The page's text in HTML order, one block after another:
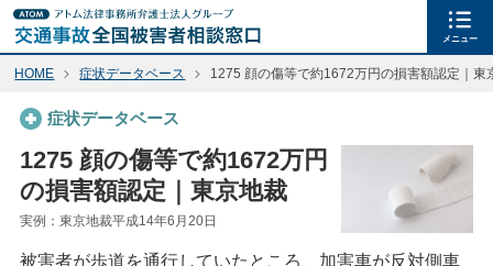
メニュー
HOME 症状データベース 1275 顔の傷等で約1672万円の損害額認定｜東
症状データベース
1275 顔の傷等で約1672万円
の損害額認定｜東京地裁
実例：東京地裁平成14年6月20日
被害者が歩道を通行していたところ、加害車が反対側車